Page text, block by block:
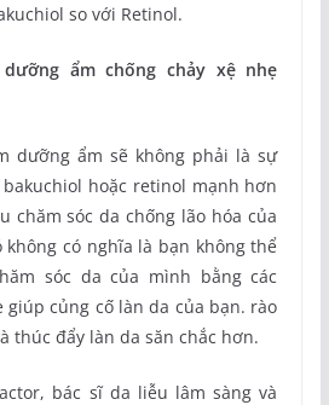
so với Retinol.
ẩm chống chảy xệ nhẹ
dưỡng ẩm sẽ không phải là sự
hoặc retinol mạnh hơn
chăm sóc da chống lão hóa của
có nghĩa là bạn không thể
sóc da của mình bằng các
củng cố làn da của bạn. rào
thúc đẩy làn da săn chắc hơn.
bác sĩ da liễu lâm sàng và